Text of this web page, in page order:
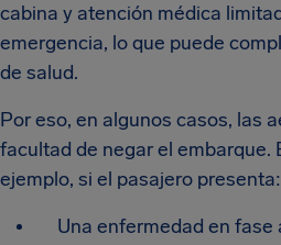
cabina y atención médica
emergencia, lo que puede
de salud.
Por eso, en algunos casos, las
facultad de negar el embarque.
ejemplo, si el pasajero presenta:
Una enfermedad en fase